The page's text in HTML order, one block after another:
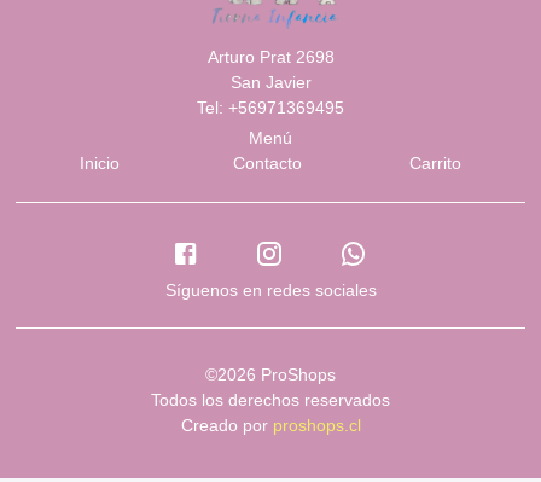
Arturo Prat 2698
San Javier
Tel: +56971369495
Menú
Inicio
Contacto Carrito
Síguenos en redes sociales
©2026 ProShops
Todos los derechos reservados
Creado por proshops.cl